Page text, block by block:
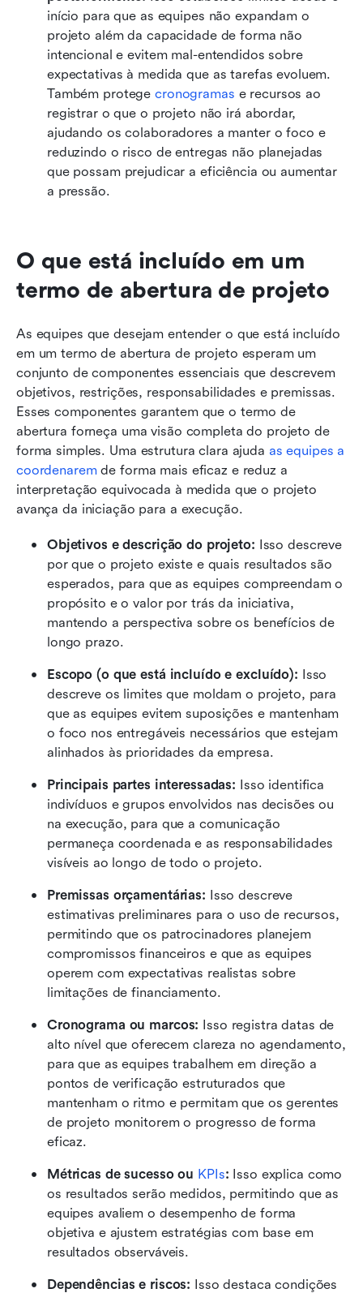
início para que as equipes não expandam o
projeto além da capacidade de forma não
intencional e evitem mal-entendidos sobre
expectativas à medida que as tarefas evoluem.
Também protege cronogramas e recursos ao
registrar o que o projeto não irá abordar,
ajudando os colaboradores a manter o foco e
reduzindo o risco de entregas não planejadas
que possam prejudicar a eficiência ou aumentar
a pressão.
O que está incluído em um
termo de abertura de projeto
As equipes que desejam entender o que está incluído
em um termo de abertura de projeto esperam um
conjunto de componentes essenciais que descrevem
objetivos, restrições, responsabilidades e premissas.
Esses componentes garantem que o termo de
abertura forneça uma visão completa do projeto de
forma simples. Uma estrutura clara ajuda as equipes a
coordenarem de forma mais eficaz e reduz a
interpretação equivocada à medida que o projeto
avança da iniciação para a execução.
Objetivos e descrição do projeto: Isso descreve
por que o projeto existe e quais resultados são
esperados, para que as equipes compreendam o
propósito e o valor por trás da iniciativa,
mantendo a perspectiva sobre os benefícios de
longo prazo.
Escopo (o que está incluído e excluído): Isso
descreve os limites que moldam o projeto, para
que as equipes evitem suposições e mantenham
o foco nos entregáveis necessários que estejam
alinhados às prioridades da empresa.
Principais partes interessadas: Isso identifica
indivíduos e grupos envolvidos nas decisões ou
na execução, para que a comunicação
permaneça coordenada e as responsabilidades
visíveis ao longo de todo o projeto.
Premissas orçamentárias: Isso descreve
estimativas preliminares para o uso de recursos,
permitindo que os patrocinadores planejem
compromissos financeiros e que as equipes
operem com expectativas realistas sobre
limitações de financiamento.
Cronograma ou marcos: Isso registra datas de
alto nível que oferecem clareza no agendamento,
para que as equipes trabalhem em direção a
pontos de verificação estruturados que
mantenham o ritmo e permitam que os gerentes
de projeto monitorem o progresso de forma
eficaz.
Métricas de sucesso ou KPIs: Isso explica como
os resultados serão medidos, permitindo que as
equipes avaliem o desempenho de forma
objetiva e ajustem estratégias com base em
resultados observáveis.
Dependências e riscos: Isso destaca condições